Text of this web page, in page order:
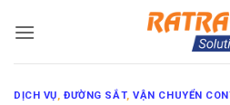
qua
DỊCH VỤ,ĐƯỜNG SẮT,VẬN CHUYỂN